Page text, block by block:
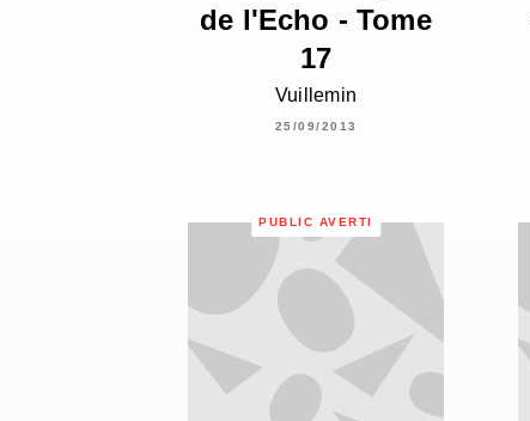
de l'Echo - Tome
17
Vuillemin
25/09/2013
PUBLIC AVERTI